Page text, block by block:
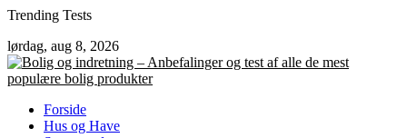
Skip
content
Trending Tests
lørdag, aug 8, 2026
Forside
Hus og Have